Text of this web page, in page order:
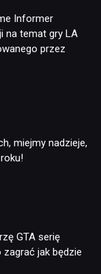
Informer
na temat gry LA
przez
miejmy nadzieje,
GTA serię
jak będzie